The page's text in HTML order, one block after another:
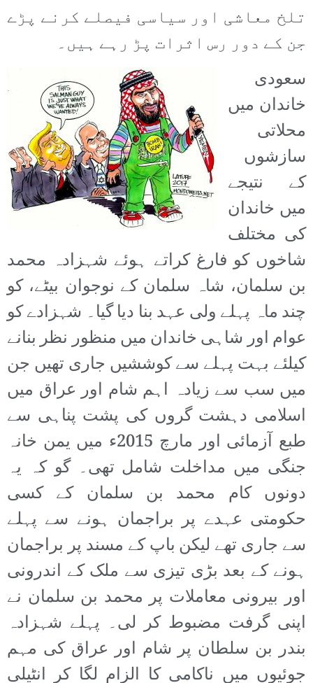
تلخ معاشی اور سیاسی فیصلے کرنے پڑے
جن کے دور رس اثرات پڑ رہے ہیں۔
سعودی
خاندان میں
محلاتی
سازشوں
کے نتیجے
میں خاندان
کی مختلف
شاخوں کو فارغ کراتے ہوئے شہزادہ محمد
بن سلمان، شاہ سلمان کے نوجوان بیٹے، کو
چند ماہ پہلے ولی عہد بنا دیا گیا۔ شہزادے کو
عوام اور شاہی خاندان میں منظور نظر بنانے
کیلئے بہت پہلے سے کوششیں جاری تھیں جن
میں سب سے زیادہ اہم شام اور عراق میں
اسلامی دہشت گروں کی پشت پناہی سے
طبع آزمائی اور مارچ 2015ء میں یمن خانہ
جنگی میں مداخلت شامل تھی۔ گو کہ یہ
دونوں کام محمد بن سلمان کے کسی
حکومتی عہدے پر براجمان ہونے سے پہلے
سے جاری تھے لیکن باپ کے مسند پر براجمان
ہونے کے بعد بڑی تیزی سے ملک کے اندرونی
اور بیرونی معاملات پر محمد بن سلمان نے
اپنی گرفت مضبوط کر لی۔ پہلے شہزادہ
بندر بن سلطان پر شام اور عراق کی مہم
جوئیوں میں ناکامی کا الزام لگا کر انٹیلی